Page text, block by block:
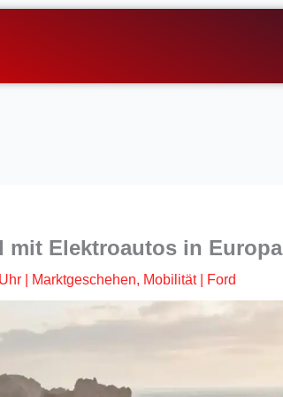
mit Elektroautos in Europa
Marktgeschehen, Mobilität| Ford